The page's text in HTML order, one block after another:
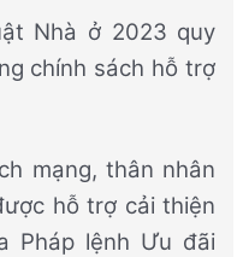
Nhà ở 2023 quy
chính sách hỗ trợ
mạng, thân nhân
hỗ trợ cải thiện
Pháp lệnh Ưu đãi